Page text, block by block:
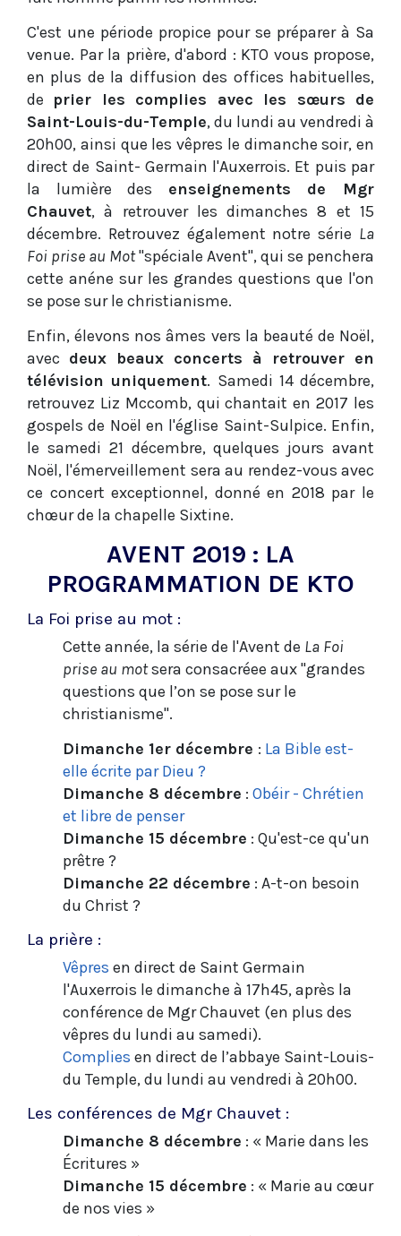
C'est une période propice pour se préparer à Sa
venue. Par la prière, d'abord : KTO vous propose,
en plus de la diffusion des offices habituelles,
de prier les complies avec les sœurs de
Saint-Louis-du-Temple, du lundi au vendredi à
20h00, ainsi que les vêpres le dimanche soir, en
direct de Saint- Germain l'Auxerrois. Et puis par
la lumière des enseignements de Mgr
Chauvet, à retrouver les dimanches 8 et 15
décembre. Retrouvez également notre série La
Foi prise au Mot"spéciale Avent", qui se penchera
cette anéne sur les grandes questions que l'on
se pose sur le christianisme.
Enfin, élevons nos âmes vers la beauté de Noël,
avec deux beaux concerts à retrouver en
télévision uniquement. Samedi 14 décembre,
retrouvez Liz Mccomb, qui chantait en 2017 les
gospels de Noël en l'église Saint-Sulpice. Enfin,
le samedi 21 décembre, quelques jours avant
Noël, l'émerveillement sera au rendez-vous avec
ce concert exceptionnel, donné en 2018 par le
chœur de la chapelle Sixtine.
AVENT 2019 : LA
PROGRAMMATION DE KTO
La Foi prise au mot :
Cette année, la série de l'Avent de La Foi
prise au motsera consacréee aux "grandes
questions que l’on se pose sur le
christianisme".
Dimanche 1er décembre : La Bible est-
elle écrite par Dieu ?
Dimanche 8 décembre : Obéir - Chrétien
et libre de penser
Dimanche 15 décembre : Qu'est-ce qu'un
prêtre ?
Dimanche 22 décembre : A-t-on besoin
du Christ ?
La prière :
Vêpres en direct de Saint Germain
l'Auxerrois le dimanche à 17h45, après la
conférence de Mgr Chauvet (en plus des
vêpres du lundi au samedi).
Complies en direct de l’abbaye Saint-Louis-
du Temple, du lundi au vendredi à 20h00.
Les conférences de Mgr Chauvet :
Dimanche 8 décembre : « Marie dans les
Écritures »
Dimanche 15 décembre : « Marie au cœur
de nos vies »